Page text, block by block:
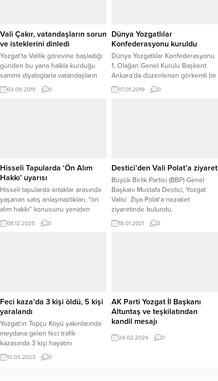
Vali Çakır, vatandaşların sorun
ve isteklerini dinledi
Yozgat’ta Valilik görevine başladığı
günden bu yana halkla kurduğu
samimi diyaloglarla vatandaşların
gönlünü kazanan Vali Kadir Çakır,
haftanın belirli günlerinde yaptığı
03.09.2019 0
Dünya Yozgatlılar
Konfederasyonu kuruldu
Dünya Yozgatlılar Konfederasyonu
1. Olağan Genel Kurulu Başkent
Ankara’da düzenlenen görkemli bir
organizasyonla yapıldı.
07.01.2019 0
Hisseli Tapularda ‘Ön Alım
Hakkı’ uyarısı
Hisseli tapularda ortaklar arasında
yaşanan satış anlaşmazlıkları, “ön
alım hakkı” konusunu yeniden
gündeme taşıdı. Özellikle babadan
veya dededen kalan taşınmazlarda
KİMLER KULLANABİLİR? Hisseli bir
taşınmazda...
08.12.2025 0
Destici’den Vali Polat’a ziyaret
Büyük Birlik Partisi (BBP) Genel
Başkanı Mustafa Destici, Yozgat
Valisi Ziya Polat'a nezaket
ziyaretinde bulundu.
18.01.2021 0
Feci kaza’da 3 kişi öldü, 5 kişi
yaralandı
Yozgat’ın Topçu Köyü yakınlarında
meydana gelen feci trafik
kazasında 3 kişi hayatını
kaybederken, 5 kişi de yaralandı.
15.03.2023 0
AK Parti Yozgat İl Başkanı
Altuntaş ve teşkilatından
kandil mesajı
24.02.2024 0